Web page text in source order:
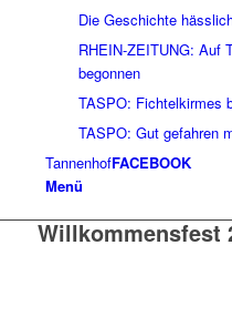
Die Geschichte
RHEIN-ZEITUNG: Auf
begonnen
TASPO: Fichtelkirmes
TASPO: Gut gefahren
TannenhofFACEBOOK
Menü
Willkommensfest